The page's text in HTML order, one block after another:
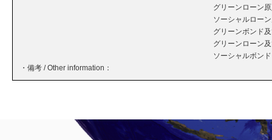
グリーンローン
ソーシャルロー
グリーンボンド
グリーンローン
ソーシャルボン
・備考 / Other information：